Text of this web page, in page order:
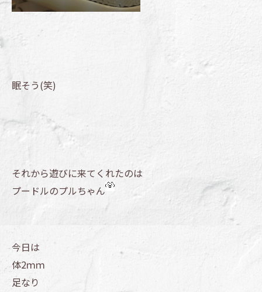
眠そう(笑)
それから遊びに来てくれたのは
プードルのプルちゃん
今日は
体2ｍｍ
足なり